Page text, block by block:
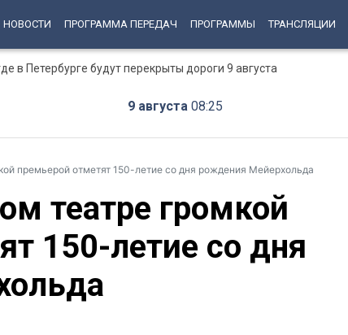
НОВОСТИ ПРОГРАММА ПЕРЕДАЧ ПРОГРАММЫ ТРАНСЛЯЦИИ
в Петербурге будут перекрыты дороги 9 августа
9 августа 08:25
премьерой отметят 150-летие со дня рождения Мейерхольда
театре громкой
150-летие со дня